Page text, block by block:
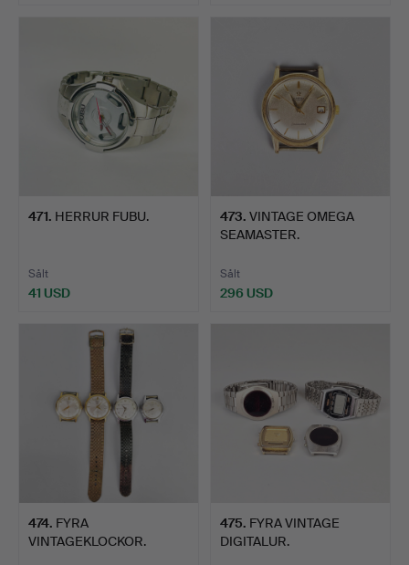
471. HERRUR FUBU.
Sålt
41 USD
473. VINTAGE OMEGA
SEAMASTER.
Sålt
296 USD
474. FYRA
VINTAGEKLOCKOR.
475. FYRA VINTAGE
DIGITALUR.